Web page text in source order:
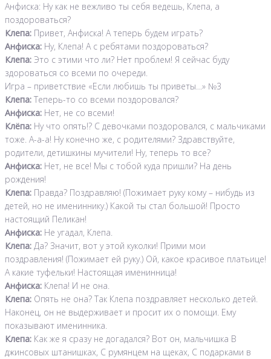
Анфиска: Ну как не вежливо ты себя ведешь, Клепа, а
поздороваться?
Клепа: Привет, Анфиска! А теперь будем играть?
Анфиска: Ну, Клепа! А с ребятами поздороваться?
Клепа: Это с этими что ли? Нет проблем! Я сейчас буду
здороваться со всеми по очереди.
Игра – приветствие «Если любишь ты приветы…» №3
Клепа: Теперь-то со всеми поздоровался?
Анфиска: Нет, не со всеми!
Клёпа: Ну что опять!? С девочками поздоровался, с мальчиками
тоже. А-а-а! Ну конечно же, с родителями? Здравствуйте,
родители, детишкины мучители! Ну, теперь то все?
Анфиска: Нет, не все! Мы с тобой куда пришли? На день
рождения!
Клепа: Правда? Поздравляю! (Пожимает руку кому – нибудь из
детей, но не имениннику.) Какой ты стал большой! Просто
настоящий Пеликан!
Анфиска: Не угадал, Клепа.
Клепа: Да? Значит, вот у этой куколки! Прими мои
поздравления! (Пожимает ей руку.) Ой, какое красивое платьице!
А какие туфельки! Настоящая именинница!
Анфиска: Клепа! И не она.
Клепа: Опять не она? Так Клепа поздравляет несколько детей.
Наконец, он не выдерживает и просит их о помощи. Ему
показывают именинника.
Клепа: Как же я сразу не догадался? Вот он, мальчишка В
джинсовых штанишках, С румянцем на щеках, С подарками в